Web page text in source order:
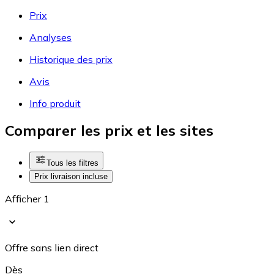
Prix
Analyses
Historique des prix
Avis
Info produit
Comparer les prix et les sites
Tous les filtres
Prix livraison incluse
Afficher 1
Offre sans lien direct
Dès